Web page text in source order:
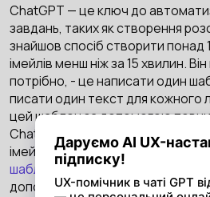
ChatGPT — це ключ до
завдань, таких як створення
знайшов спосіб створити понад
імейлів менш ніж за 15 хвилин.
потрібно, - це написати один
писати один текст для кожного
цей шаблон за допомогою
ChatGPT створить тисячі
імейлів за лічені секунди. Ось
шаблонами та відповідними
допомогу.